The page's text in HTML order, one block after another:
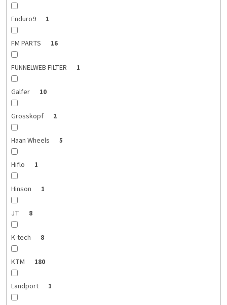
Enduro9 1
FM PARTS 16
FUNNELWEB FILTER 1
Galfer 10
Grosskopf 2
Haan Wheels 5
Hiflo 1
Hinson 1
JT 8
K-tech 8
KTM 180
Landport 1